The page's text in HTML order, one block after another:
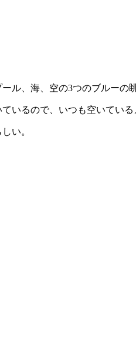
ル、海、空の3つのブルーの
いるので、いつも空いている
い。